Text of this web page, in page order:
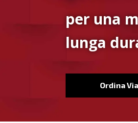
per una
lunga
Ordina